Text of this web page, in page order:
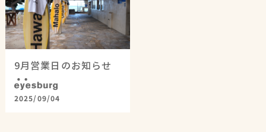
9月営業日のお知らせ
eyesburg
2025/09/04